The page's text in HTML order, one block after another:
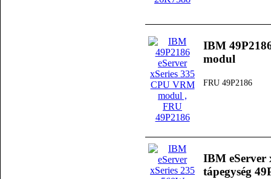
IBM
modul
FRU 49P2186
IBM eServer
tápegység